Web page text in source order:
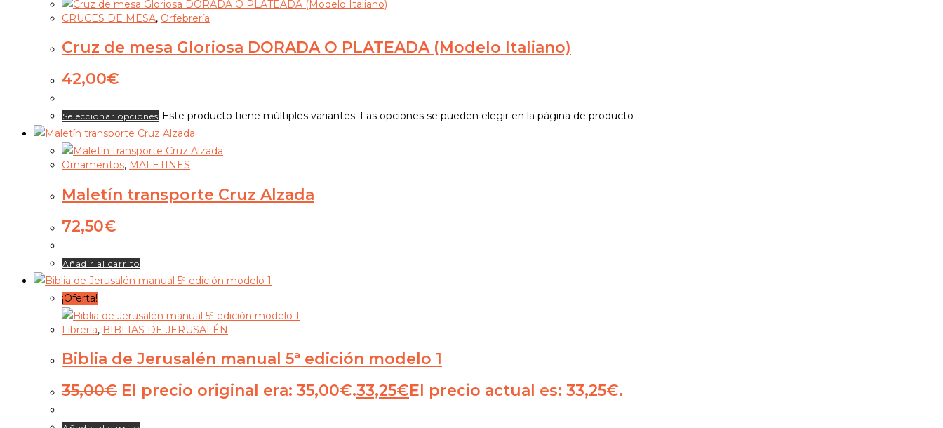
CRUCES DE MESA, Orfebrería
Cruz de mesa Gloriosa DORADA O PLATEADA (Modelo Italiano)
42,00€
Seleccionar opciones Este producto tiene múltiples variantes. Las opciones se pueden elegir en la página de producto
Ornamentos, MALETINES
Maletín transporte Cruz Alzada
72,50€
Añadir al carrito
¡Oferta!
Librería, BIBLIAS DE JERUSALÉN
Biblia de Jerusalén manual 5ª edición modelo 1
35,00€ El precio original era: 35,00€.33,25€El precio actual es: 33,25€.